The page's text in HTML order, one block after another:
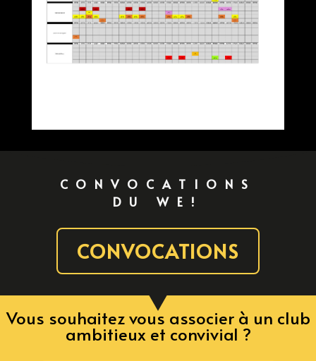
CONVOCATIONS
DU WE!
CONVOCATIONS
Vous souhaitez vous associer à un club
ambitieux et convivial ?